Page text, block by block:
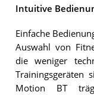
Intuitive
Einfache
Auswahl von
die weniger
Trainingsgeräten
Motion BT